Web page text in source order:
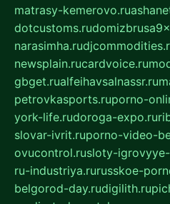
matrasy-kemerovo.ru
dotcustoms.ru
narasimha.ru
newsplain.rucardvoice.ru
gbget.rualfeihavsalnassr.ru
petrovkasports.ruporno-
york-life.rudoroga-expo.ru
slovar-ivrit.ruporno-video-
ovucontrol.rusloty-
ru-industriya.rurusskoe-
belgorod-day.rudigilith.ru